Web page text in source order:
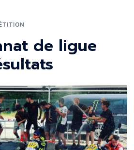
de ligue